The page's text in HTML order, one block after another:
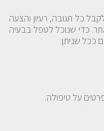
כל תגובה, רעיון והצעה
כדי שנוכל לטפל בבעיה
ככל שניתן:
על טיפולה.